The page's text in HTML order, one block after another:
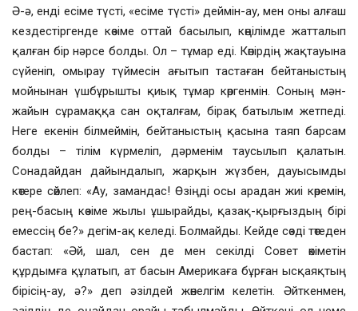
Ә-ә, енді есіме түсті, «есіме түсті» деймін-ау, мен оны алғаш
кездестіргенде көзіме оттай басылып, көңілімде жатталып
қалған бір нәрсе болды. Ол – тұмар еді. Көпірдің жақтауына
сүйеніп, омырау түймесін ағытып тастаған бейтаныстың
мойнынан үшбұрышты қиық тұмар көргенмін. Соның мән-
жайын сұрамаққа сан оқталғам, бірақ батылым жетпеді.
Неге екенін білмеймін, бейтаныстың қасына таяп барсам
болды – тілім күрмеліп, дәрменім таусылып қалатын.
Сонадайдан дайындалып, жарқын жүзбен, дауысымды
көтере сөйлеп: «Ау, замандас! Өзіңді осы арадан жиі көремін,
рең-басың көзіме жылы ұшырайды, қазақ-қырғыздың бірі
емессің бе?» дегім-ақ келеді. Болмайды. Кейде сөзді төтеден
бастап: «Әй, шал, сен де мен секілді Совет өкіметін
құрдымға құлатып, ат басын Америкаға бұрған ысқаяқтың
бірісің-ау, ә?» деп әзілдей жөнелгім келетін. Әйткенмен,